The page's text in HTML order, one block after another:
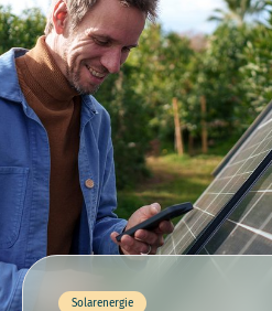
Solarenergie